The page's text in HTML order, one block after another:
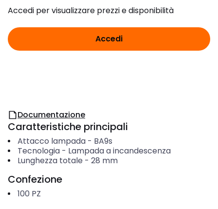
Accedi per visualizzare prezzi e disponibilità
Accedi
Documentazione
Caratteristiche principali
Attacco lampada- BA9s
Tecnologia- Lampada a incandescenza
Lunghezza totale - 28 mm
Confezione
100 PZ